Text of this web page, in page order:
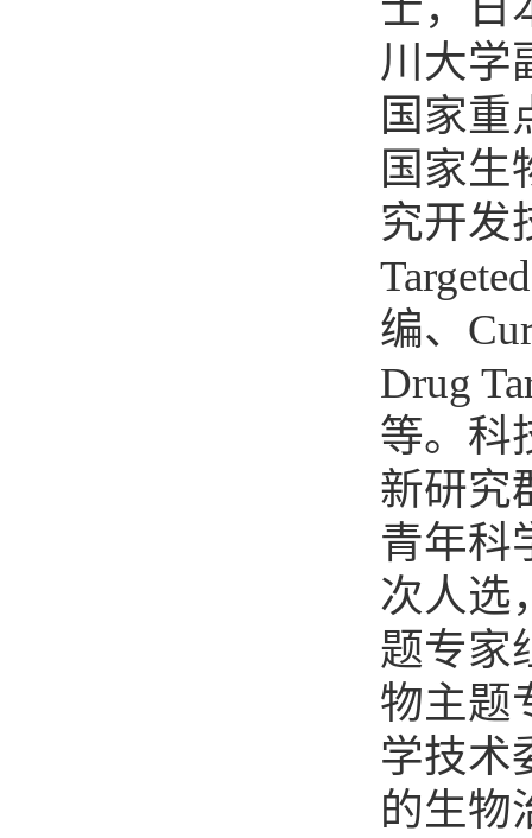
川大学
国家重
国家生
究开发
编、
Drug
等。科
新研究
青年科
次人选
题专家
物主题
学技术
的生物